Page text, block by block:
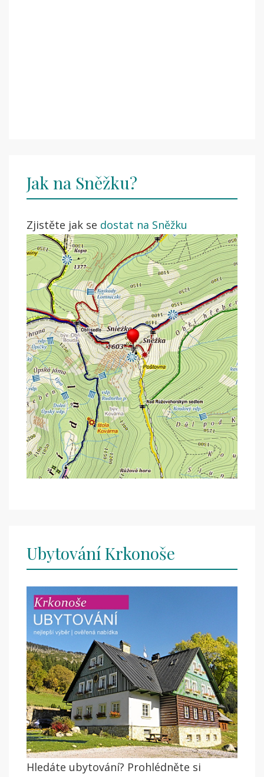
Jak na Sněžku?
Zjistěte jak se dostat na Sněžku
Ubytování Krkonoše
Hledáte ubytování? Prohlédněte si